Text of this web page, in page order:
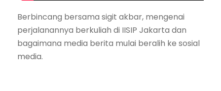
Berbincang bersama sigit akbar, mengenai
perjalanannya berkuliah di IISIP Jakarta dan
bagaimana media berita mulai beralih ke sosial
media.